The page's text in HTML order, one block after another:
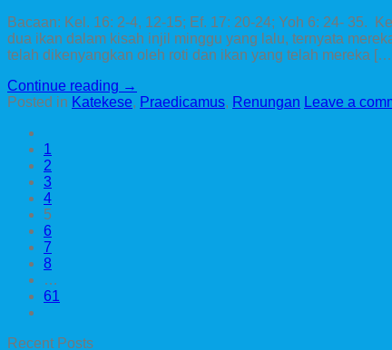
Bacaan: Kel. 16: 2-4, 12-15; Ef. 17: 20-24; Yoh 6: 24- 35.
dua ikan dalam kisah injil minggu yang lalu, ternyata
telah dikenyangkan oleh roti dan ikan yang telah mereka
Continue reading →
Posted in Katekese, Praedicamus, Renungan Leave a
1
2
3
4
5
6
7
8
…
61
Recent Posts